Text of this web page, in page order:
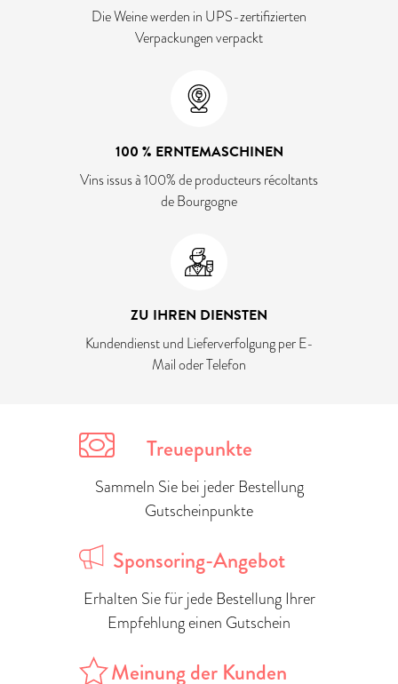
Die Weine werden in UPS-zertifizierten
Verpackungen verpackt
100 % ERNTEMASCHINEN
Vins issus à 100% de producteurs récoltants
de Bourgogne
ZU IHREN DIENSTEN
Kundendienst und Lieferverfolgung per E-
Mail oder Telefon
Treuepunkte
Sammeln Sie bei jeder Bestellung
Gutscheinpunkte
Sponsoring-Angebot
Erhalten Sie für jede Bestellung Ihrer
Empfehlung einen Gutschein
Meinung der Kunden